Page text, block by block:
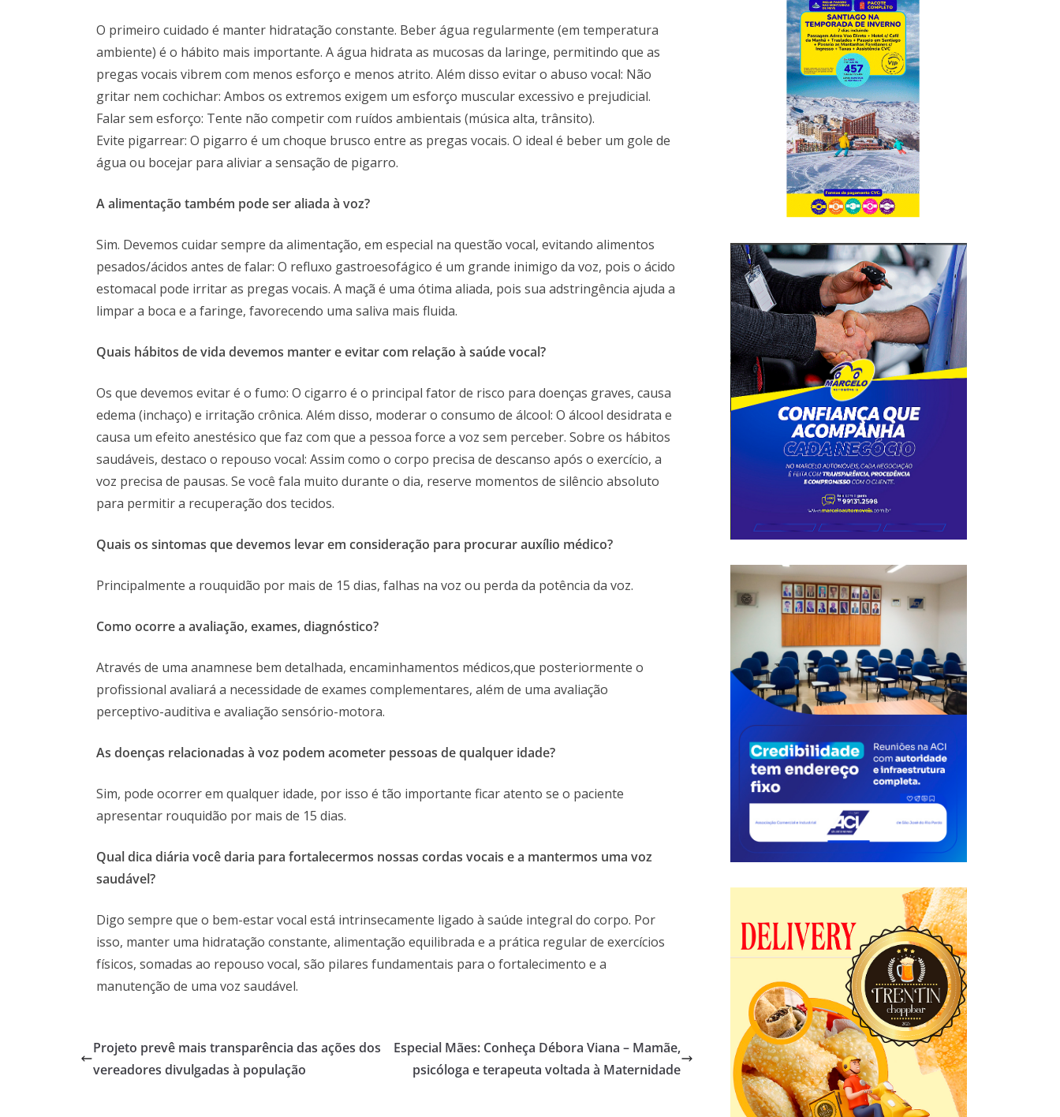
O primeiro cuidado é manter hidratação constante. Beber água regularmente (em temperatura
ambiente) é o hábito mais importante. A água hidrata as mucosas da laringe, permitindo que as
pregas vocais vibrem com menos esforço e menos atrito. Além disso evitar o abuso vocal: Não
gritar nem cochichar: Ambos os extremos exigem um esforço muscular excessivo e prejudicial.
Falar sem esforço: Tente não competir com ruídos ambientais (música alta, trânsito).
Evite pigarrear: O pigarro é um choque brusco entre as pregas vocais. O ideal é beber um gole de
água ou bocejar para aliviar a sensação de pigarro.
A alimentação também pode ser aliada à voz?
Sim. Devemos cuidar sempre da alimentação, em especial na questão vocal, evitando alimentos
pesados/ácidos antes de falar: O refluxo gastroesofágico é um grande inimigo da voz, pois o ácido
estomacal pode irritar as pregas vocais. A maçã é uma ótima aliada, pois sua adstringência ajuda a
limpar a boca e a faringe, favorecendo uma saliva mais fluida.
Quais hábitos de vida devemos manter e evitar com relação à saúde vocal?
Os que devemos evitar é o fumo: O cigarro é o principal fator de risco para doenças graves, causa
edema (inchaço) e irritação crônica. Além disso, moderar o consumo de álcool: O álcool desidrata e
causa um efeito anestésico que faz com que a pessoa force a voz sem perceber. Sobre os hábitos
saudáveis, destaco o repouso vocal: Assim como o corpo precisa de descanso após o exercício, a
voz precisa de pausas. Se você fala muito durante o dia, reserve momentos de silêncio absoluto
para permitir a recuperação dos tecidos.
Quais os sintomas que devemos levar em consideração para procurar auxílio médico?
Principalmente a rouquidão por mais de 15 dias, falhas na voz ou perda da potência da voz.
Como ocorre a avaliação, exames, diagnóstico?
Através de uma anamnese bem detalhada, encaminhamentos médicos,que posteriormente o
profissional avaliará a necessidade de exames complementares, além de uma avaliação
perceptivo-auditiva e avaliação sensório-motora.
As doenças relacionadas à voz podem acometer pessoas de qualquer idade?
Sim, pode ocorrer em qualquer idade, por isso é tão importante ficar atento se o paciente
apresentar rouquidão por mais de 15 dias.
Qual dica diária você daria para fortalecermos nossas cordas vocais e a mantermos uma voz
saudável?
Digo sempre que o bem-estar vocal está intrinsecamente ligado à saúde integral do corpo. Por
isso, manter uma hidratação constante, alimentação equilibrada e a prática regular de exercícios
físicos, somadas ao repouso vocal, são pilares fundamentais para o fortalecimento e a
manutenção de uma voz saudável.
Projeto prevê mais transparência das ações dos
vereadores divulgadas à população
Especial Mães: Conheça Débora Viana – Mamãe,
psicóloga e terapeuta voltada à Maternidade